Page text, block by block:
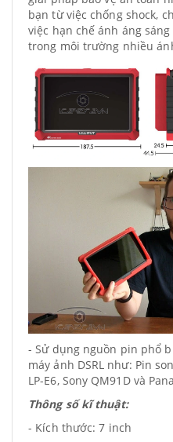
bạn từ việc chống shock,
việc hạn chế ánh áng
trong môi trường nhiều
- Sử dụng nguồn pin phổ
máy ảnh DSRL như: Pin
LP-E6, Sony QM91D và
Thông số kĩ thuật:
- Kích thước: 7 inch